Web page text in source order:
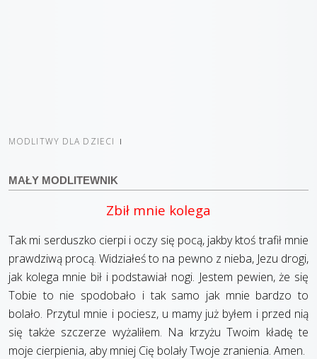
MODLITWY DLA DZIECI
MAŁY MODLITEWNIK
Zbił mnie kolega
Tak mi serduszko cierpi i oczy się pocą, jakby ktoś trafił mnie
prawdziwą procą. Widziałeś to na pewno z nieba, Jezu drogi,
jak kolega mnie bił i podstawiał nogi. Jestem pewien, że się
Tobie to nie spodobało i tak samo jak mnie bardzo to
bolało. Przytul mnie i pociesz, u mamy już byłem i przed nią
się także szczerze wyżaliłem. Na krzyżu Twoim kładę te
moje cierpienia, aby mniej Cię bolały Twoje zranienia. Amen.